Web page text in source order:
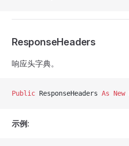
ResponseHeaders
响应头字典。
Public ResponseHeaders As New
示例 :